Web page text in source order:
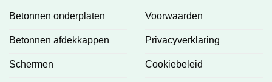
Betonnen onderplaten
Betonnen afdekkappen
Schermen
Voorwaarden
Privacyverklaring
Cookiebeleid